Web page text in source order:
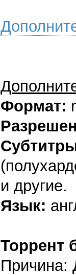
Формат:
и другие.
Язык:
Торрент
Причина: